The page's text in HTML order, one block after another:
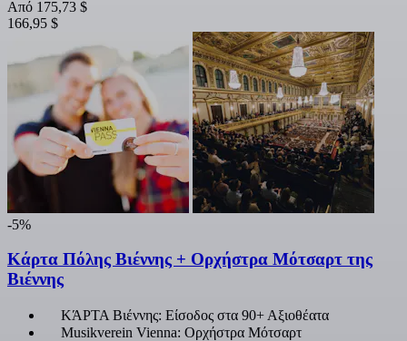
Από 175,73 $
166,95 $
-5%
Κάρτα Πόλης Βιέννης + Ορχήστρα Μότσαρτ της
Βιέννης
ΚΆΡΤΑ Βιέννης: Είσοδος στα 90+ Αξιοθέατα
Musikverein Vienna: Ορχήστρα Μότσαρτ